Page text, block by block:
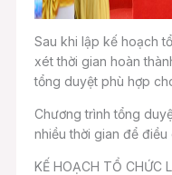
Sau khi lập kế hoạch
xét thời gian hoàn
tổng duyệt phù hợp
Chương trình tổng
nhiều thời gian để
KẾ HOẠCH TỔ CHỨC